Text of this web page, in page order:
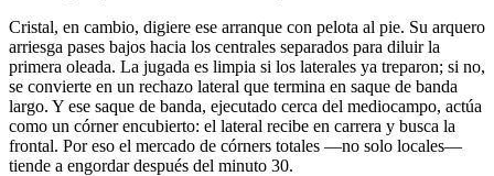
Cristal, en cambio, digiere ese arranque con pelota al pie. Su arquero
arriesga pases bajos hacia los centrales separados para diluir la
primera oleada. La jugada es limpia si los laterales ya treparon; si no,
se convierte en un rechazo lateral que termina en saque de banda
largo. Y ese saque de banda, ejecutado cerca del mediocampo, actúa
como un córner encubierto: el lateral recibe en carrera y busca la
frontal. Por eso el mercado de córners totales —no solo locales—
tiende a engordar después del minuto 30.